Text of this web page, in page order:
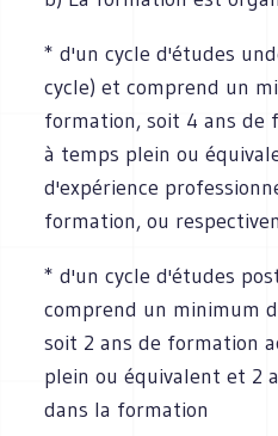
* d'un cycle d'études
cycle) et comprend un
formation, soit 4 ans de
à temps plein ou
d'expérience
formation, ou
* d'un cycle d'études
comprend un minimum
soit 2 ans de formation
plein ou équivalent et 2
dans la formation